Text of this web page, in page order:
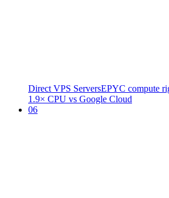
Direct VPS ServersEPYC compute
1.9× CPU vs Google Cloud
06